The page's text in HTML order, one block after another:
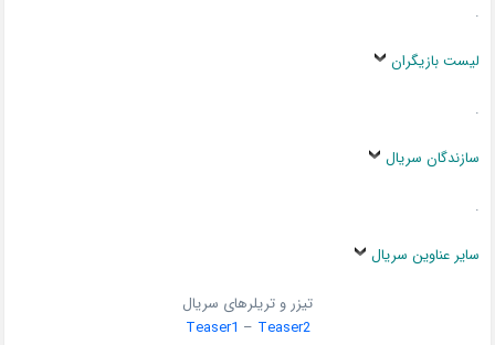
.
لیست بازیگران
.
سازندگان سریال
.
سایر عناوین سریال
تیزر و تریلرهای سریال
Teaser1 – Teaser2